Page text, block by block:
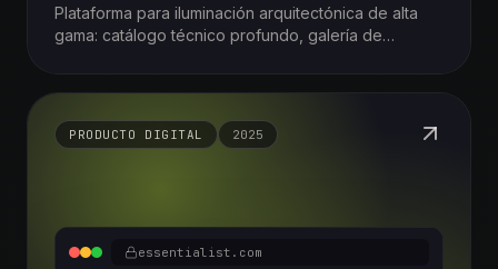
Plataforma para iluminación arquitectónica de alta
gama: catálogo técnico profundo, galería de
essentialist.com
PRODUCTO DIGITAL 2025